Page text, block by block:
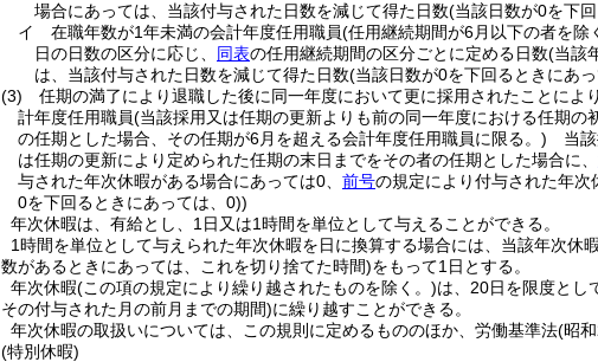
場合にあっては、当該付与された日数を減じて得た日数(当該日数が0を下
イ
在職年数が1年未満の会計年度任用職員(任用継続期間が6月以下の者を除
日の日数の区分に応じ、 同表の任用継続期間の区分ごとに定める日数(当該
は、当該付与された日数を減じて得た日数(当該日数が0を下回るときにあ
(3)
任期の満了により退職した後に同一年度において更に採用されたことに
計年度任用職員(当該採用又は任期の更新よりも前の同一年度における任期
の任期とした場合、その任期が6月を超える会計年度任用職員に限る。) 当該
は任期の更新により定められた任期の末日までをその者の任期とした場合に、
与された年次休暇がある場合にあっては0、 前号の規定により付与された年
0を下回るときにあっては、0))
年次休暇は、有給とし、1日又は1時間を単位として与えることができる。
1時間を単位として与えられた年次休暇を日に換算する場合には、当該年次休
数があるときにあっては、これを切り捨てた時間)をもって1日とする。
年次休暇(この項の規定により繰り越されたものを除く。)は、20日を限度とし
その付与された月の前月までの期間)に繰り越すことができる。
年次休暇の取扱いについては、この規則に定めるもののほか、労働基準法(昭
(特別休暇)